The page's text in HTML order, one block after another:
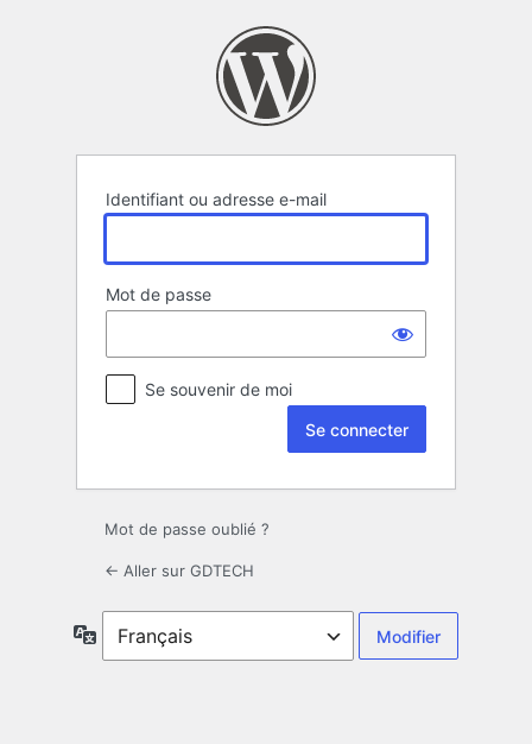
Identifiant ou adresse e-mail
Mot de passe
Se souvenir de moi
Mot de passe oublié ?
← Aller sur GDTECH
Langue